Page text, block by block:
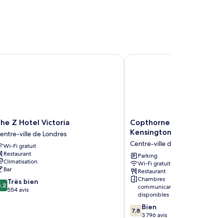
Z Hotel Victoria
ville de Londres
Wi-Fi gratuit
Restaurant
Climatisation
Bar
Très bien
554 avis
Z Hotel Victoria
Copthorne
Tara
London
Kensington
Centre-
ville
de
Londres
Copthorne Tara
Kensington
Centre-ville de Londres
Parking
Wi-Fi gratuit
Restaurant
Chambres
communicantes
disponibles
7.8
sur
7,8 Bien
3 796 avis
Copthorne Tara Hotel